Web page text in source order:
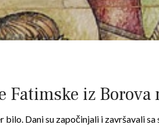
Fatimske iz Borova
bilo. Dani su započinjali i završavali